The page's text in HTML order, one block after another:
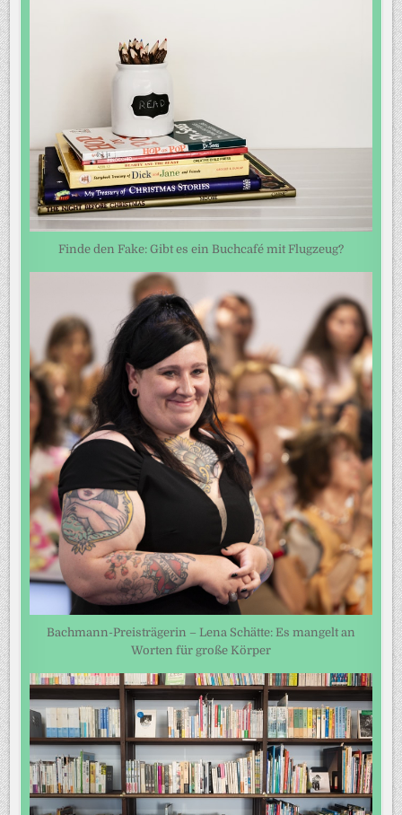
Finde den Fake: Gibt es ein Buchcafé mit Flugzeug?
Bachmann-Preisträgerin – Lena Schätte: Es mangelt an
Worten für große Körper